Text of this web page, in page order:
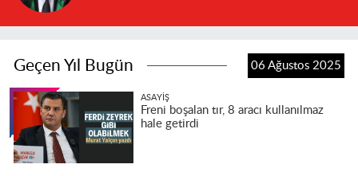
Geçen Yıl Bugün 06 Ağustos 2025
ASAYIŞ
Freni boşalan tır, 8 aracı kullanılmaz
hale getirdi